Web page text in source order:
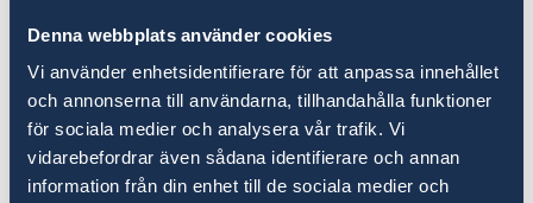
Denna webbplats använder cookies
Vi använder enhetsidentifierare för att anpassa innehållet
och annonserna till användarna, tillhandahålla funktioner
för sociala medier och analysera vår trafik. Vi
vidarebefordrar även sådana identifierare och annan
information från din enhet till de sociala medier och
Som medlem i Nato kommer Sverige att
engagera sig i alla Natos kärnuppgifter:
avskräckning och kollektivt försvar,
krishantering och säkerhetssamarbeten.